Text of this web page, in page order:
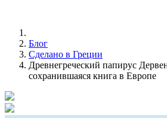
Блог
Сделано в Греции
Древнегреческий папирус
сохранившаяся книга в Европе